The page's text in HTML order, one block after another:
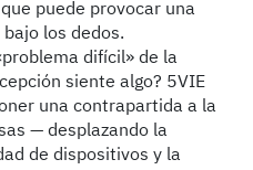
puede provocar una
los dedos.
difícil» de la
siente algo? 5VIE
una contrapartida a la
— desplazando la
de dispositivos y la